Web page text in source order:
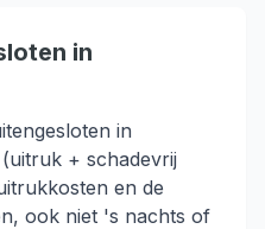
in
in
+ schadevrij
en de
ook niet 's nachts of